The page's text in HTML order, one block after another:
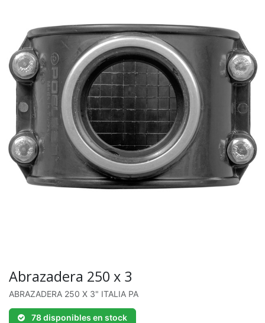
Abrazadera 250 x 3
ABRAZADERA 250 X 3" ITALIA PA
78 disponibles en stock